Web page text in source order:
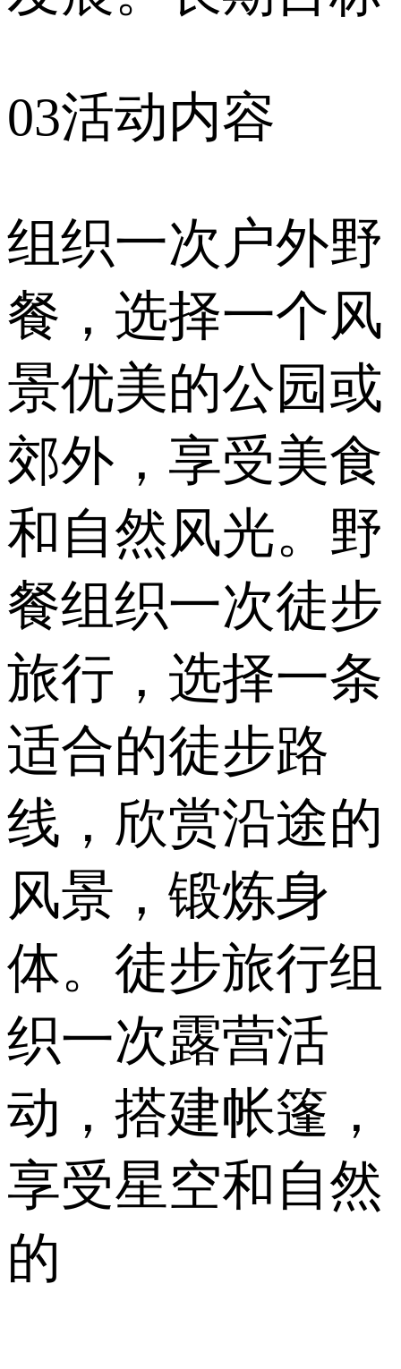
03活动内容
组织一次户外野
餐，选择一个风
景优美的公园或
郊外，享受美食
和自然风光。野
餐组织一次徒步
旅行，选择一条
适合的徒步路
线，欣赏沿途的
风景，锻炼身
体。徒步旅行组
织一次露营活
动，搭建帐篷，
享受星空和自然
的